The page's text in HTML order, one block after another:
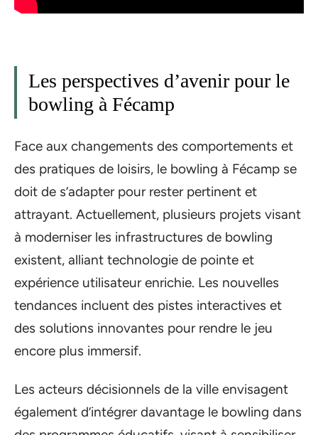
Les perspectives d’avenir pour le
bowling à Fécamp
Face aux changements des comportements et
des pratiques de loisirs, le bowling à Fécamp se
doit de s’adapter pour rester pertinent et
attrayant. Actuellement, plusieurs projets visant
à moderniser les infrastructures de bowling
existent, alliant technologie de pointe et
expérience utilisateur enrichie. Les nouvelles
tendances incluent des pistes interactives et
des solutions innovantes pour rendre le jeu
encore plus immersif.
Les acteurs décisionnels de la ville envisagent
également d’intégrer davantage le bowling dans